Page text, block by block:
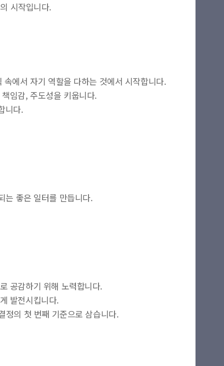
시작입니다.
에서 자기 역할을 다하는 것에서 시작합니다.
임감, 주도성을 키웁니다.
니다.
는 좋은 일터를 만듭니다.
공감하기 위해 노력합니다.
발전시킵니다.
정의 첫 번째 기준으로 삼습니다.
최근 열람 도서